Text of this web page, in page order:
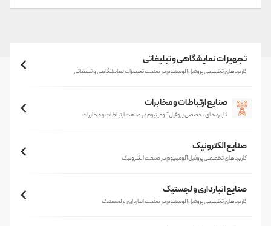
تجهیزات نمایشگاهی و تبلیغاتی
کاربردهای تخصصی پروفیل آلومینیوم در صنعت تجهیزات نمایشگاهی و تبلیغاتی
صنایع ارتباطات و مخابرات
کاربردهای تخصصی پروفیل آلومینیوم در صنعت ارتباطات و مخابرات
صنایع الکترونیک
کاربردهای تخصصی پروفیل آلومینیوم در صنعت الکترونیک
صنایع انبارداری و لجستیک
کاربردهای تخصصی پروفیل آلومینیوم در صنعت انبارداری و لجستیک